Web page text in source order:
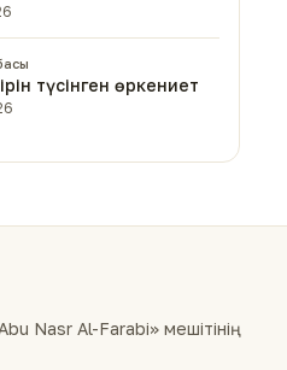
түсінген өркениет
Nasr Al-Farabi» мешітінің